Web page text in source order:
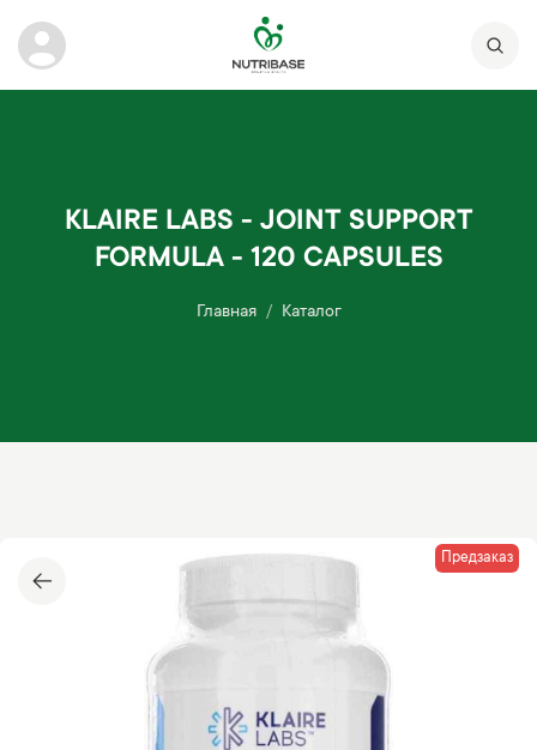
KLAIRE LABS - JOINT SUPPORT
FORMULA - 120 CAPSULES
Главная Каталог
Предзаказ